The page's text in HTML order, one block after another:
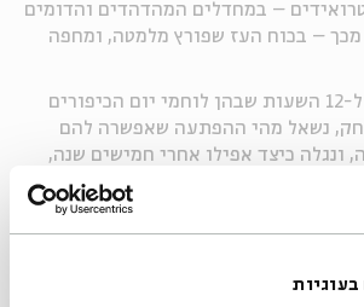
– במחדלים המהדהדים והדומים
– בכוח העז שפורץ מלמטה, ומחפה
בפרק הקרוב נחזור ל-12 השעות שבהן לוחמי יום הכיפורים
נשאל מהי ההפתעה שאפשרה להם
ונגלה כיצד אפילו אחרי חמישים שנה,
ורואים אותנו